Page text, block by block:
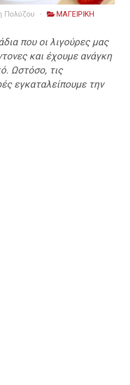
Πολύζου ΜΑΓΕΙΡΙΚΗ
που οι λιγούρες μας
και έχουμε ανάγκη
Ωστόσο, τις
εγκαταλείπουμε την